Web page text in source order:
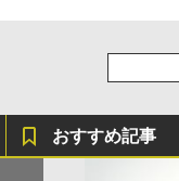
おすすめ記事